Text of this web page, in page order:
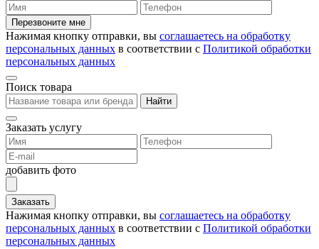
Перезвоните мне
Нажимая кнопку отправки, вы соглашаетесь на обработку
персональных данных в соответствии с Политикой обработки
персональных данных
Поиск товара
Найти
Заказать услугу
добавить фото
Заказать
Нажимая кнопку отправки, вы соглашаетесь на обработку
персональных данных в соответствии с Политикой обработки
персональных данных